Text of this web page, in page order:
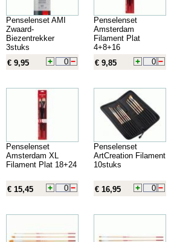
Penselenset AMI
Zwaard-
Biezentrekker
3stuks
€ 9,95
Penselenset
Amsterdam
Filament Plat
4+8+16
€ 9,85
Penselenset
Amsterdam XL
Filament Plat 18+24
€ 15,45
Penselenset
ArtCreation Filament
10stuks
€ 16,95